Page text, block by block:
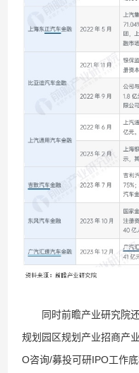
同时前瞻产业研究院还
规划园区规划产业招商产
O咨询/募投可研IPO工作